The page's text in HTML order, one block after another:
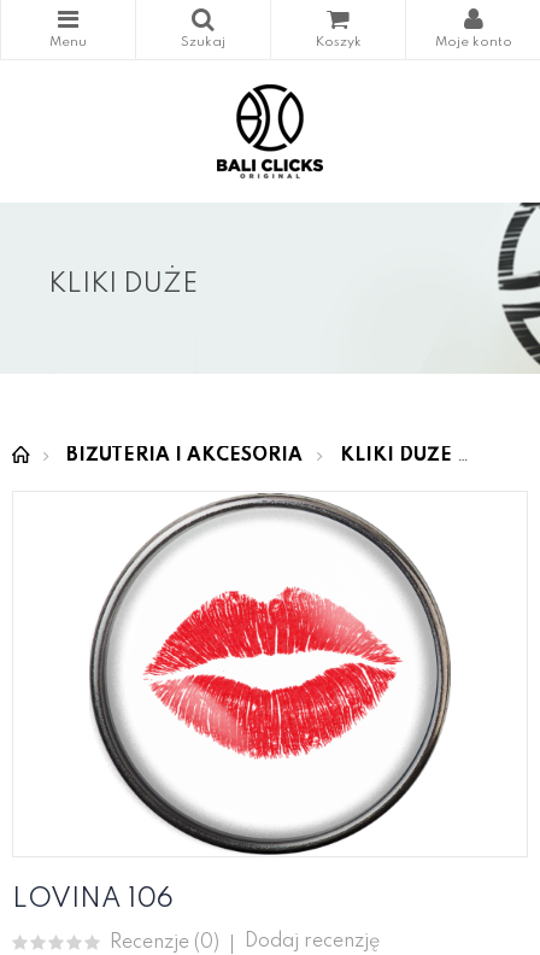
KLIKI DUŻE
BIŻUTERIA I AKCESORIA KLIKI DUŻE
LOVINA 106
Recenzje (0) Dodaj recenzję